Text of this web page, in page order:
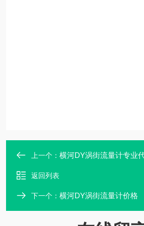
上一个： 横河DY涡街流量计专业
返回列表
下一个： 横河DY涡街流量计价格